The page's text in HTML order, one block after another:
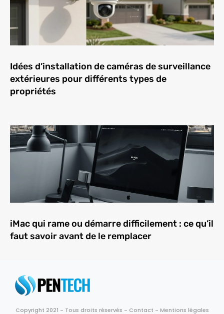
Idées d’installation de caméras de surveillance
extérieures pour différents types de
propriétés
iMac qui rame ou démarre difficilement : ce qu’il
faut savoir avant de le remplacer
Copyright 2021 - Tous droits réservés - Contact - Mentions légales